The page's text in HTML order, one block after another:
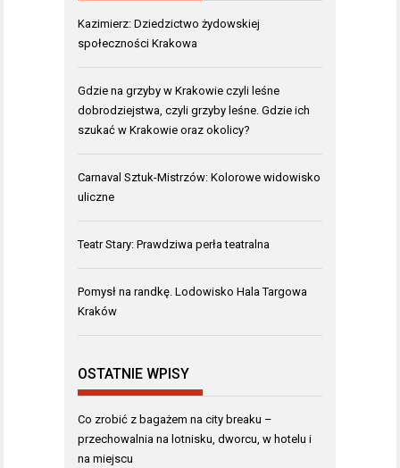
Kazimierz: Dziedzictwo żydowskiej
społeczności Krakowa
Gdzie na grzyby w Krakowie czyli leśne
dobrodziejstwa, czyli grzyby leśne. Gdzie ich
szukać w Krakowie oraz okolicy?
Carnaval Sztuk-Mistrzów: Kolorowe widowisko
uliczne
Teatr Stary: Prawdziwa perła teatralna
Pomysł na randkę. Lodowisko Hala Targowa
Kraków
OSTATNIE WPISY
Co zrobić z bagażem na city breaku –
przechowalnia na lotnisku, dworcu, w hotelu i
na miejscu